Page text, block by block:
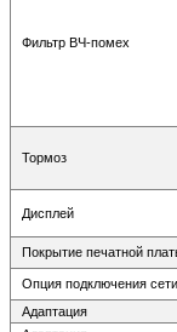
Фильтр ВЧ-помех
Тормоз
Дисплей
Покрытие печатной
Опция подключения сети
Адаптация